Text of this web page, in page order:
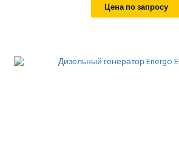
Цена по запросу